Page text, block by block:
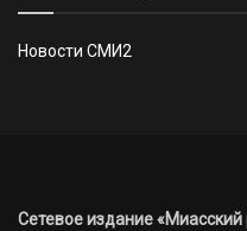
Новости СМИ2
Сетевое издание «Миасский